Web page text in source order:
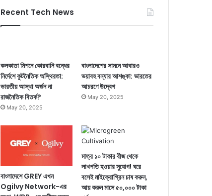
Recent Tech News
কলকাতা মিশনে কোরবানি বন্ধের
নির্দেশে কূটনৈতিক অস্থিরতা:
ভারতীয় আস্থা অর্জন না
রাজনৈতিক বিতর্ক?
May 20, 2025
বাংলাদেশের সামনে আবারও
ভয়াবহ বন্যার আশঙ্কা: ভারতের
আচরণে উদ্বেগ
May 20, 2025
বাংলাদেশে GREY এখন
Ogilvy Network-এর
মাত্র ১০ টাকার বীজ থেকে
লাখপতি হওয়ার সুযোগ! ঘরে
বসেই মাইক্রোগ্রিন চাষ করুন,
আয় করুন মাসে ৫০,০০০ টাকা